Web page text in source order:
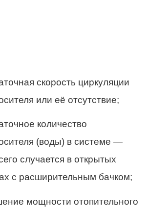
скорость циркуляции
или её отсутствие;
количество
(воды) в системе —
случается в открытых
с расширительным бачком;
мощности отопительного